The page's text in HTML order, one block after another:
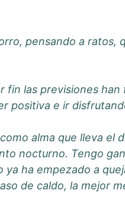
pensando a
las previsiones
positiva e ir
alma que lleva
nocturno. Tengo
ha empezado a
de caldo, la mejor